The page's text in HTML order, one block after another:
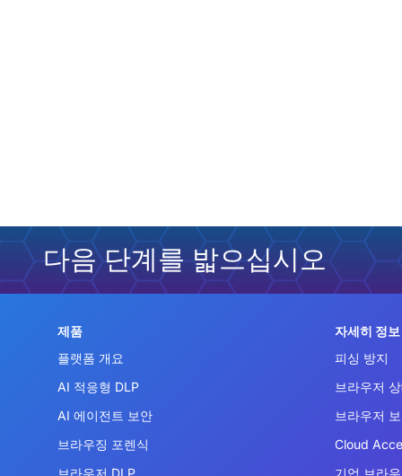
다음 단계를 밟으십시오
제품
플랫폼 개요
AI 적응형 DLP
AI 에이전트 보안
브라우징 포렌식
자세히 정보
피싱 방지
브라우저
브라우저
Cloud